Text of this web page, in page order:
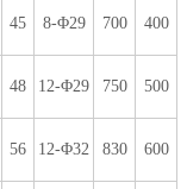
45 8-Φ29 700 400
48 12-Φ29 750 500
56 12-Φ32 830 600